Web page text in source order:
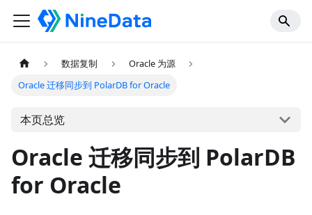
数据复制
Oracle 为源
Oracle 迁移同步到 PolarDB for Oracle
本页总览
Oracle 迁移同步到 PolarDB
for Oracle